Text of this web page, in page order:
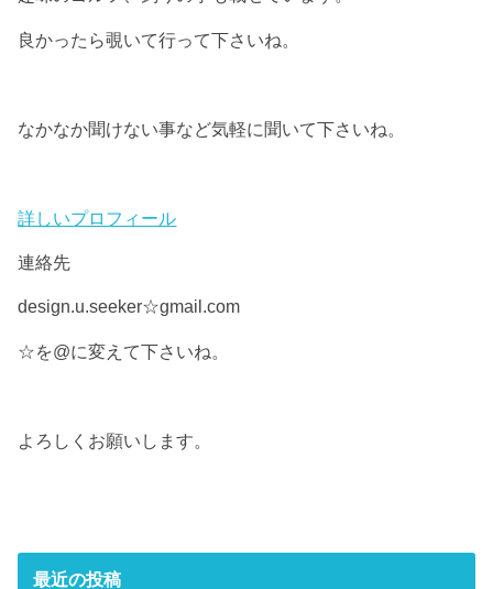
良かったら覗いて行って下さいね。
なかなか聞けない事など気軽に聞いて下さいね。
詳しいプロフィール
連絡先
design.u.seeker☆gmail.com
☆を@に変えて下さいね。
よろしくお願いします。
最近の投稿